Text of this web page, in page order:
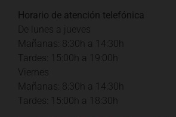
Horario de atención telefónica
De lunes a jueves
Mañanas: 8:30h a 14:30h
Tardes: 15:00h a 19:00h
Viernes
Mañanas: 8:30h a 14:30h
Tardes: 15:00h a 18:30h